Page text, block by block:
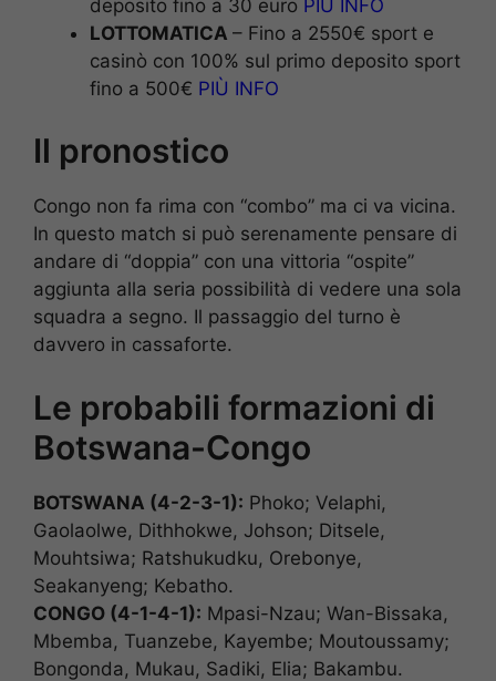
deposito fino a 30 euro PIÙ INFO
LOTTOMATICA – Fino a 2550€ sport e
casinò con 100% sul primo deposito sport
fino a 500€ PIÙ INFO
Il pronostico
Congo non fa rima con “combo” ma ci va vicina.
In questo match si può serenamente pensare di
andare di “doppia” con una vittoria “ospite”
aggiunta alla seria possibilità di vedere una sola
squadra a segno. Il passaggio del turno è
davvero in cassaforte.
Le probabili formazioni di
Botswana-Congo
BOTSWANA (4-2-3-1): Phoko; Velaphi,
Gaolaolwe, Dithhokwe, Johson; Ditsele,
Mouhtsiwa; Ratshukudku, Orebonye,
Seakanyeng; Kebatho.
CONGO (4-1-4-1): Mpasi-Nzau; Wan-Bissaka,
Mbemba, Tuanzebe, Kayembe; Moutoussamy;
Bongonda, Mukau, Sadiki, Elia; Bakambu.